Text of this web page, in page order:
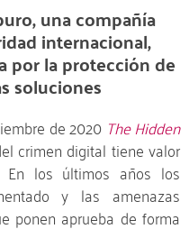
una compañía
internacional,
por la protección de
soluciones
de 2020 The Hidden
crimen digital tiene valor
los últimos años los
y las amenazas
ponen aprueba de forma